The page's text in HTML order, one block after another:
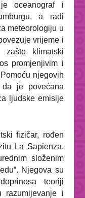
oceanograf i
a radi
meteorologiju u
vrijeme i
zašto klimatski
promjenjivim i
njegovih
je povećana
ljudske emisije
fizičar, rođen
La Sapienza.
složenim
Njegova su
teoriji
razumijevanje i